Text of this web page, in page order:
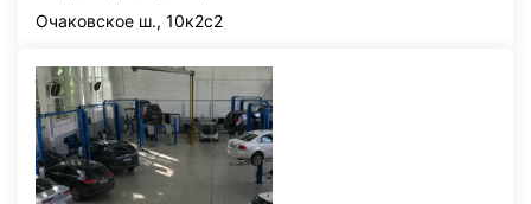
Очаковское ш., 10к2с2